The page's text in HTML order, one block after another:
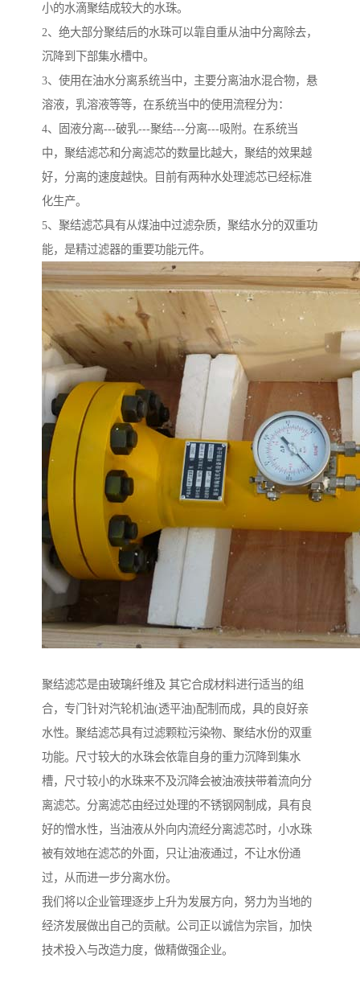
小的水滴聚结成较大的水珠。
2、绝大部分聚结后的水珠可以靠自重从油中分离除去，
沉降到下部集水槽中。
3、使用在油水分离系统当中，主要分离油水混合物，悬
溶液，乳溶液等等，在系统当中的使用流程分为：
4、固液分离---破乳---聚结---分离---吸附。在系统当
中，聚结滤芯和分离滤芯的数量比越大，聚结的效果越
好，分离的速度越快。目前有两种水处理滤芯已经标准
化生产。
5、聚结滤芯具有从煤油中过滤杂质，聚结水分的双重功
能，是精过滤器的重要功能元件。
聚结滤芯是由玻璃纤维及 其它合成材料进行适当的组
合，专门针对汽轮机油(透平油)配制而成，具的良好亲
水性。聚结滤芯具有过滤颗粒污染物、聚结水份的双重
功能。尺寸较大的水珠会依靠自身的重力沉降到集水
槽，尺寸较小的水珠来不及沉降会被油液挟带着流向分
离滤芯。分离滤芯由经过处理的不锈钢网制成，具有良
好的憎水性，当油液从外向内流经分离滤芯时，小水珠
被有效地在滤芯的外面，只让油液通过，不让水份通
过，从而进一步分离水份。
我们将以企业管理逐步上升为发展方向，努力为当地的
经济发展做出自己的贡献。公司正以诚信为宗旨，加快
技术投入与改造力度，做精做强企业。